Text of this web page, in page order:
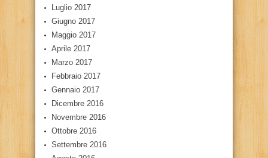
Luglio 2017
Giugno 2017
Maggio 2017
Aprile 2017
Marzo 2017
Febbraio 2017
Gennaio 2017
Dicembre 2016
Novembre 2016
Ottobre 2016
Settembre 2016